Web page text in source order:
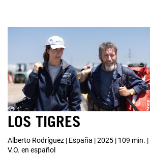
LOS TIGRES
Alberto Rodríguez | España | 2025 | 109 min. |
V.O. en español